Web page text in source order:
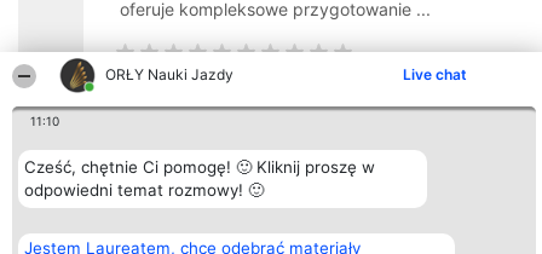
ORŁY Nauki Jazdy Live chat
11:10
Cześć, chętnie Ci pomogę! 🙂 Kliknij proszę w
odpowiedni temat rozmowy! 🙂
Jestem Laureatem, chcę odebrać materiały
oferuje kompleksowe przygotowanie ...
Bright Side Solutions sp. z o.
o. sp. k.
ul. Ruska 22
Wrocław 50-079
381313360 | NIP 8943132676
Laureaci
Lista
wszystkich
Laureatów
Regulamin